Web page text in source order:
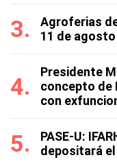
Agroferias
11 de agosto
Presidente
concepto de
con
PASE-U:
depositará